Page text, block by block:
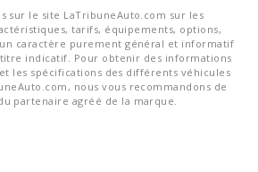
sur le site LaTribuneAuto.com sur les
tarifs, équipements, options,
caractère purement général et informatif
indicatif. Pour obtenir des informations
les spécifications des différents véhicules
nous vous recommandons de
partenaire agréé de la marque.